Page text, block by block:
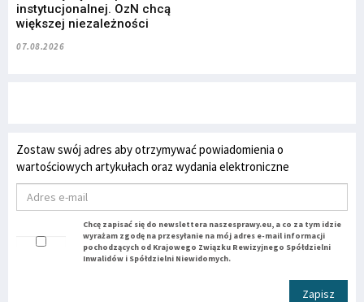
instytucjonalnej. OzN chcą
większej niezależności
07.08.2026
Zostaw swój adres aby otrzymywać powiadomienia o
wartościowych artykułach oraz wydania elektroniczne
Chcę zapisać się do newslettera naszesprawy.eu, a co za tym idzie
wyrażam zgodę na przesyłanie na mój adres e-mail informacji
pochodzących od Krajowego Związku Rewizyjnego Spółdzielni
Inwalidów i Spółdzielni Niewidomych.
Zapisz